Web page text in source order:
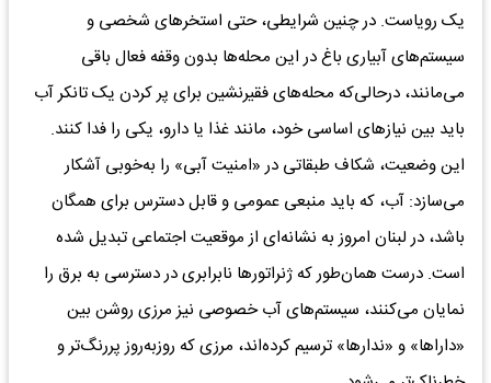
یک رویاست. در چنین شرایطی، حتی استخرهای شخصی و
سیستم‌های آبیاری باغ در این محله‌ها بدون وقفه فعال باقی
می‌مانند، درحالی‌که محله‌های فقیرنشین برای پر کردن یک تانکر آب
باید بین نیازهای اساسی خود، مانند غذا یا دارو، یکی را فدا کنند.
این وضعیت، شکاف طبقاتی در «امنیت آبی» را به‌خوبی آشکار
می‌سازد: آب، که باید منبعی عمومی و قابل دسترس برای همگان
باشد، در لبنان امروز به نشانه‌ای از موقعیت اجتماعی تبدیل شده
است. درست همان‌طور که ژنراتورها نابرابری در دسترسی به برق را
نمایان می‌کنند، سیستم‌های آب خصوصی نیز مرزی روشن بین
«داراها» و «ندارها» ترسیم کرده‌اند، مرزی که روزبه‌روز پررنگ‌تر و